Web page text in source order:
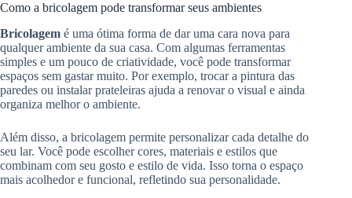
Como a bricolagem pode transformar seus ambientes
Bricolagem é uma ótima forma de dar uma cara nova para
qualquer ambiente da sua casa. Com algumas ferramentas
simples e um pouco de criatividade, você pode transformar
espaços sem gastar muito. Por exemplo, trocar a pintura das
paredes ou instalar prateleiras ajuda a renovar o visual e ainda
organiza melhor o ambiente.
Além disso, a bricolagem permite personalizar cada detalhe do
seu lar. Você pode escolher cores, materiais e estilos que
combinam com seu gosto e estilo de vida. Isso torna o espaço
mais acolhedor e funcional, refletindo sua personalidade.